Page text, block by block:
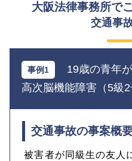
大阪法律事務所で
交通事
19歳の青年
高次脳機能障害（5級
交通事故の事案概
被害者が同級生の友人